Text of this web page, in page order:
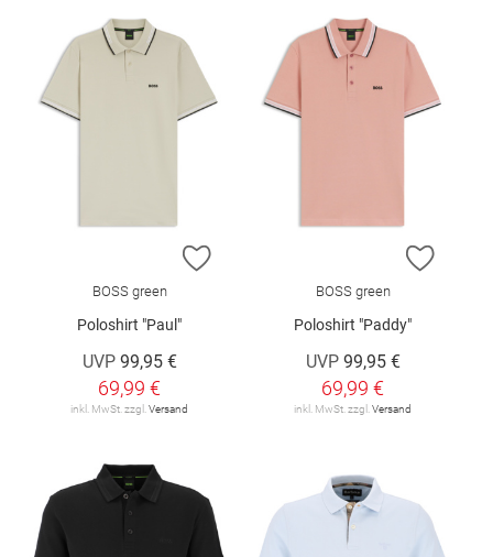
ZUR WUNSCHLISTE HINZUFÜGEN
BOSS green
Poloshirt "Paul"
UVP 99,95 €
69,99 €
inkl. MwSt. zzgl. Versand
ZUR
BOSS green
Poloshirt "Paddy"
UVP 99,95 €
69,99 €
inkl. MwSt. zzgl. Versand